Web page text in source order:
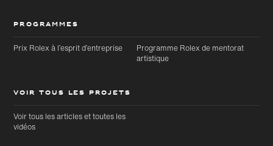
PROGRAMMES
Prix Rolex à l’esprit d’entreprise
Programme Rolex de mentorat
artistique
VOIR TOUS LES PROJETS
Voir tous les articles et toutes les
vidéos